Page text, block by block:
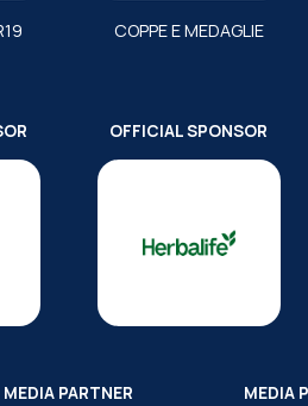
COPPE E MEDAGLIE
OFFICIAL SPONSOR
MEDIA PARTNER MEDIA